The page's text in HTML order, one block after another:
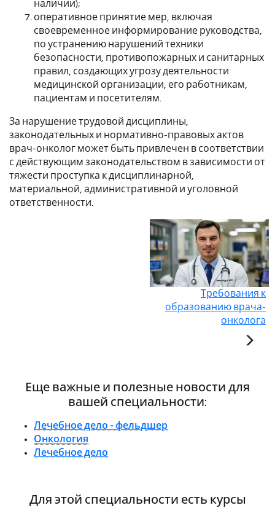
наличии);
оперативное принятие мер, включая
своевременное информирование руководства,
по устранению нарушений техники
безопасности, противопожарных и санитарных
правил, создающих угрозу деятельности
медицинской организации, его работникам,
пациентам и посетителям.
За нарушение трудовой дисциплины,
законодательных и нормативно-правовых актов
врач-онколог может быть привлечен в соответствии
с действующим законодательством в зависимости от
тяжести проступка к дисциплинарной,
материальной, административной и уголовной
ответственности.
Требования к
образованию врача-
онколога
Еще важные и полезные новости для
вашей специальности:
Лечебное дело - фельдшер
Онкология
Лечебное дело
Для этой специальности есть курсы